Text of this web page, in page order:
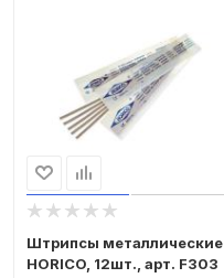
Штрипсы металлические
HORICO, 12шт., арт. F303